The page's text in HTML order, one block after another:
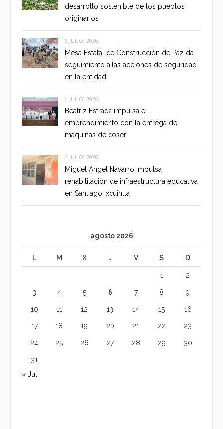
desarrollo sostenible de los pueblos
originarios
6 JULIO, 2026
Mesa Estatal de Construcción de Paz da
seguimiento a las acciones de seguridad
en la entidad
4 JULIO, 2026
Beatriz Estrada impulsa el
emprendimiento con la entrega de
máquinas de coser
4 JULIO, 2026
Miguel Ángel Navarro impulsa
rehabilitación de infraestructura educativa
en Santiago Ixcuintla
agosto 2026
L M X J V S D
1 2
3 4 5 6 7 8 9
10 11 12 13 14 15 16
17 18 19 20 21 22 23
24 25 26 27 28 29 30
31
« Jul